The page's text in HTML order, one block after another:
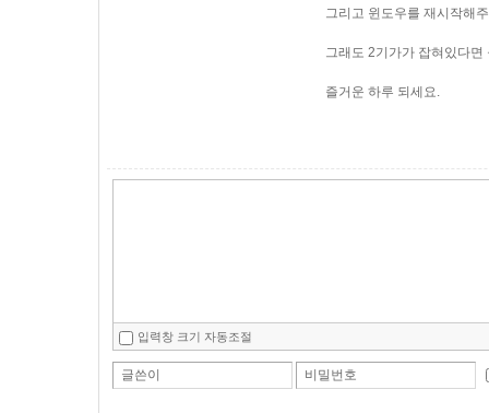
그리고 윈도우를 재시작해
그래도 2기가가 잡혀있다
즐거운 하루 되세요.
입력창 크기 자동조절
글쓴이 비밀번호